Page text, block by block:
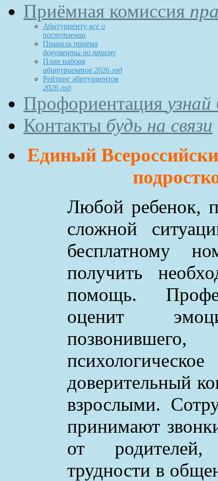
Приёмная комиссия
Абитуриенту все о
поступлении
Правила приёма
документы по приему
План набора
абитуриентов 2026 год
Рейтинг абитуриентов
2026 год
Профориентация
Контакты будь на связи
Единый
Любой ребенок,
сложной
бесплатному
получить
помощь.
оценит
доверительный
взрослыми.
принимают
от
трудности в